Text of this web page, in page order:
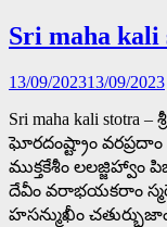
Sri maha kali
13/09/202313/09/2023
Sri maha kali
ఘోరదంష్ట్రాం వరప్రదాం
ముక్తకేశీం
దేవీం వరాభయకరాం
హసన్ముఖీం